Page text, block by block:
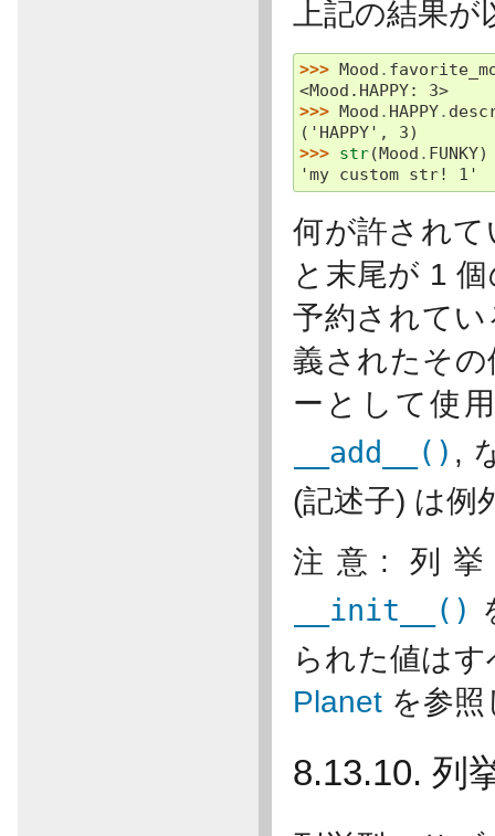
上記の結果
>>> Mood .
<Mood.HAPPY: 3>
>>> Mood . HAPPY.
('HAPPY', 3)
>>> str(Mood . FUNKY)
'my custom str! 1'
何が許され
と末尾が 1
予約されて
義されたそ
ーとして使
__add__() ,
(記述子) は例
注意: 列
__init__()
られた値は
Planet を参
8.13.10. 列